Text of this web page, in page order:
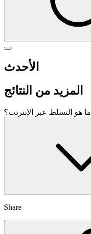
الأحدث
المزيد من النتائج
ما هو التسلط عبر الإنترنت؟
Share